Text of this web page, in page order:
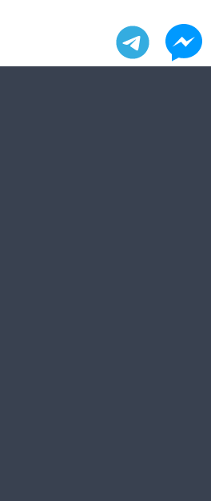
تويتر ماسنجر